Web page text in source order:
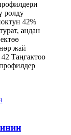
ролду
42%
андан
жай
Таңгактоо